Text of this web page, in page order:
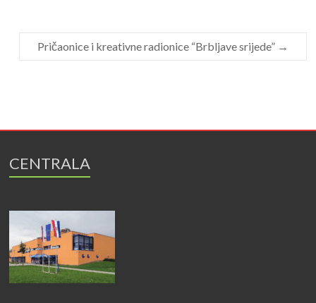
Pričaonice i kreativne radionice “Brbljave srijede” →
CENTRALA